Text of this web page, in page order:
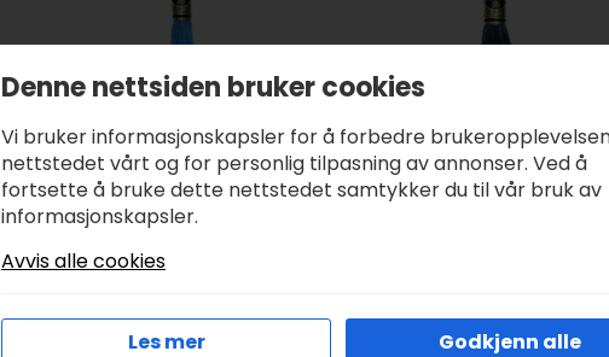
DMC Moulinégarn –
995
kr28,00 kr28,00
Denne nettsiden bruker cookies
Vi bruker informasjonskapsler for å forbedre
nettstedet vårt og for personlig tilpasning av annonser. Ved å
fortsette å bruke dette nettstedet samtykker du til vår bruk av
informasjonskapsler.
Avvis alle cookies
Les mer Godkjenn alle